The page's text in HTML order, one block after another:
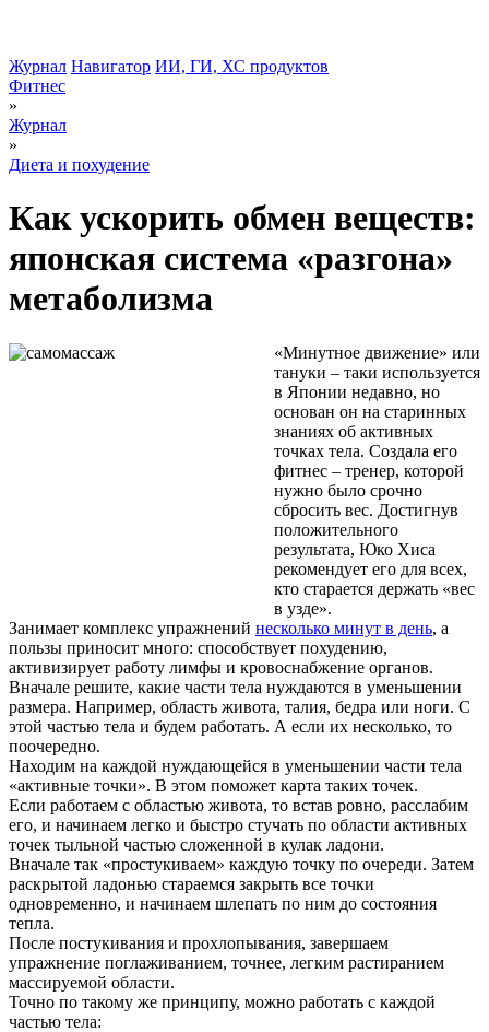
Журнал Навигатор ИИ, ГИ, ХС продуктов
Фитнес
»
Журнал
»
Диета и похудение
Как ускорить обмен веществ:
японская система «разгона»
метаболизма
«Минутное движение» или
тануки – таки используется
в Японии недавно, но
основан он на старинных
знаниях об активных
точках тела. Создала его
фитнес – тренер, которой
нужно было срочно
сбросить вес. Достигнув
положительного
результата, Юко Хиса
рекомендует его для всех,
кто старается держать «вес
в узде».
Занимает комплекс упражнений несколько минут в день, а
пользы приносит много: способствует похудению,
активизирует работу лимфы и кровоснабжение органов.
Вначале решите, какие части тела нуждаются в уменьшении
размера. Например, область живота, талия, бедра или ноги. С
этой частью тела и будем работать. А если их несколько, то
поочередно.
Находим на каждой нуждающейся в уменьшении части тела
«активные точки». В этом поможет карта таких точек.
Если работаем с областью живота, то встав ровно, расслабим
его, и начинаем легко и быстро стучать по области активных
точек тыльной частью сложенной в кулак ладони.
Вначале так «простукиваем» каждую точку по очереди. Затем
раскрытой ладонью стараемся закрыть все точки
одновременно, и начинаем шлепать по ним до состояния
тепла.
После постукивания и прохлопывания, завершаем
упражнение поглаживанием, точнее, легким растиранием
массируемой области.
Точно по такому же принципу, можно работать с каждой
частью тела: